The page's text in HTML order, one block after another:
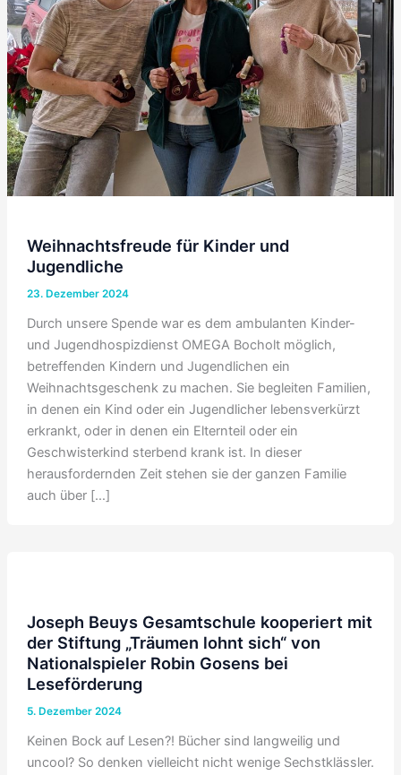
Weihnachtsfreude für Kinder und
Jugendliche
23. Dezember 2024
Durch unsere Spende war es dem ambulanten Kinder-
und Jugendhospizdienst OMEGA Bocholt möglich,
betreffenden Kindern und Jugendlichen ein
Weihnachtsgeschenk zu machen. Sie begleiten Familien,
in denen ein Kind oder ein Jugendlicher lebensverkürzt
erkrankt, oder in denen ein Elternteil oder ein
Geschwisterkind sterbend krank ist. In dieser
herausfordernden Zeit stehen sie der ganzen Familie
auch über […]
Joseph Beuys Gesamtschule kooperiert mit
der Stiftung „Träumen lohnt sich“ von
Nationalspieler Robin Gosens bei
Leseförderung
5. Dezember 2024
Keinen Bock auf Lesen?! Bücher sind langweilig und
uncool? So denken vielleicht nicht wenige Sechstklässler.